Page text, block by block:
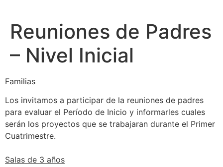
Reuniones de Padres
– Nivel Inicial
Familias
Los invitamos a participar de la reuniones de padres
para evaluar el Período de Inicio y informarles cuales
serán los proyectos que se trabajaran durante el Primer
Cuatrimestre.
Salas de 3 años